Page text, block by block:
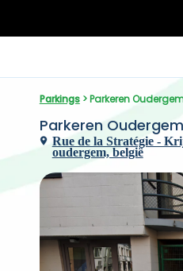
Parkings > Parkeren
Parkeren
Rue de la Stratégie -
oudergem, belgië